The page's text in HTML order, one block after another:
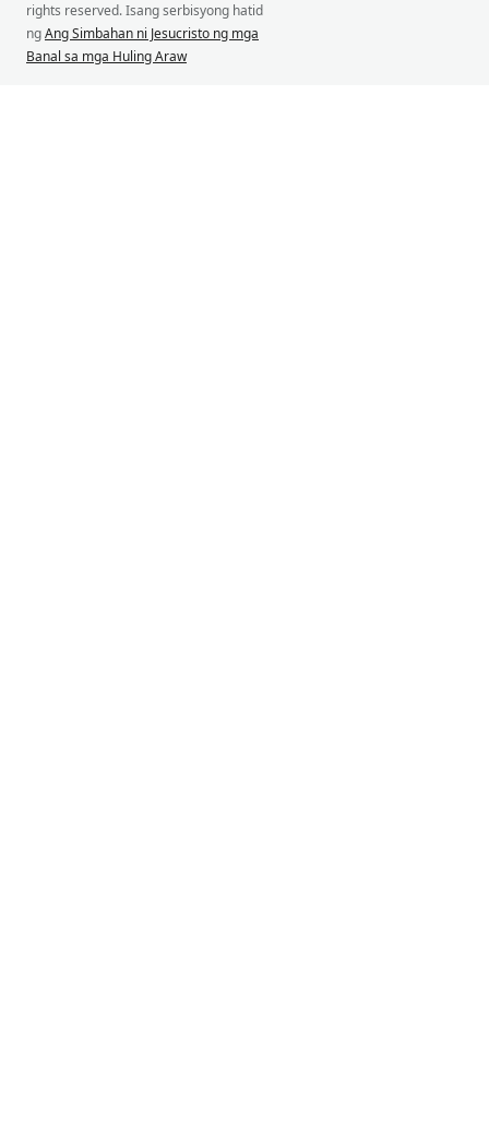
rights reserved. Isang serbisyong hatid
ngAng Simbahan ni Jesucristo ng mga
Banal sa mga Huling Araw